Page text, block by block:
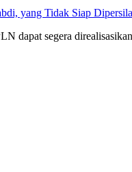
yang Tidak Siap
dapat segera